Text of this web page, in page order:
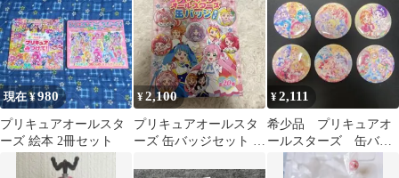
現在 ¥980
プリキュアオールスタ
ーズ 絵本 2冊セット
¥2,100
プリキュアオールスタ
ーズ 缶バッジセット 全
¥2,111
希少品 プリキュアオ
ールスターズ 缶バッ
ジ 6個 6種 20周年